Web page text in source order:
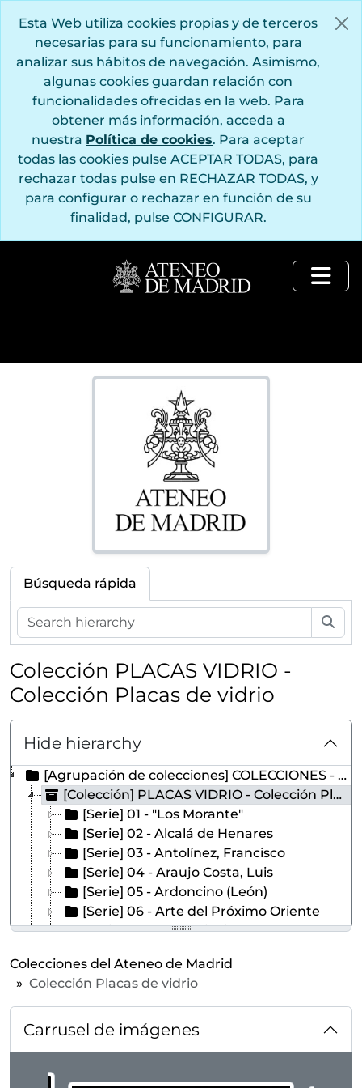
Esta Web utiliza cookies propias y de terceros
necesarias para su funcionamiento, para
analizar sus hábitos de navegación. Asimismo,
algunas cookies guardan relación con
funcionalidades ofrecidas en la web. Para
obtener más información, acceda a
nuestra Política de cookies. Para aceptar
todas las cookies pulse ACEPTAR TODAS, para
rechazar todas pulse en RECHAZAR TODAS, y
para configurar o rechazar en función de su
finalidad, pulse CONFIGURAR.
Búsqueda rápida
Colección PLACAS VIDRIO -
Colección Placas de vidrio
Hide hierarchy
[Agrupación de colecciones] COLECCIONES - Colecciones del Ateneo de Madrid
[Colección] PLACAS VIDRIO - Colección Placas de vidrio
[Serie] 01 - "Los Morante"
[Serie] 02 - Alcalá de Henares
[Serie] 03 - Antolínez, Francisco
[Serie] 04 - Araujo Costa, Luis
[Serie] 05 - Ardoncino (León)
[Serie] 06 - Arte del Próximo Oriente
[Serie] 07 - Arte egipcio
[Serie] 09 - Arte griego
[Serie] 10 - Arte precolombino
[Serie] 11 - Arte romano
[Serie] 12 - Arte y ciencia militar
Colecciones del Ateneo de Madrid
Colección Placas de vidrio
Carrusel de imágenes
Changing the current slide of this carousel will